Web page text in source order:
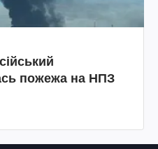
пожежа на НПЗ